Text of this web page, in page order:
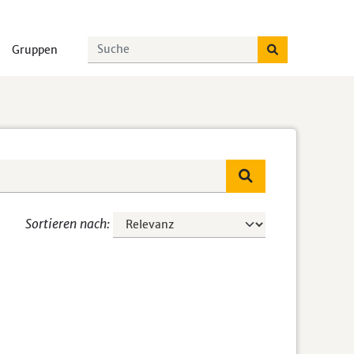
Gruppen
Sortieren nach